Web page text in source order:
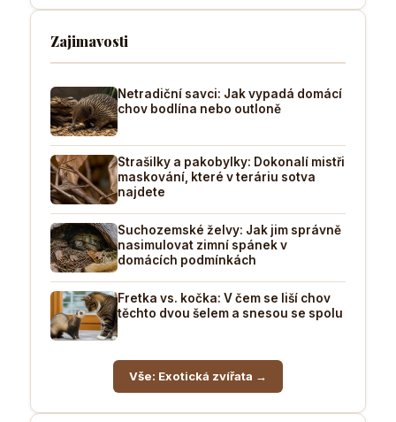
Zajimavosti
Netradiční savci: Jak vypadá domácí
chov bodlína nebo outloně
Strašilky a pakobylky: Dokonalí mistři
maskování, které v teráriu sotva
najdete
Suchozemské želvy: Jak jim správně
nasimulovat zimní spánek v
domácích podmínkách
Fretka vs. kočka: V čem se liší chov
těchto dvou šelem a snesou se spolu
Vše: Exotická zvířata →